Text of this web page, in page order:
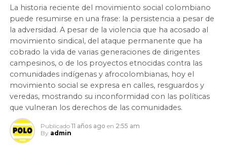
La historia reciente del movimiento social colombiano
puede resumirse en una frase: la persistencia a pesar de
la adversidad. A pesar de la violencia que ha acosado al
movimiento sindical, del ataque permanente que ha
cobrado la vida de varias generaciones de dirigentes
campesinos, o de los proyectos etnocidas contra las
comunidades indígenas y afrocolombianas, hoy el
movimiento social se expresa en calles, resguardos y
veredas, mostrando su inconformidad con las políticas
que vulneran los derechos de las comunidades.
Publicado 11 años ago en 2:55 am
By admin